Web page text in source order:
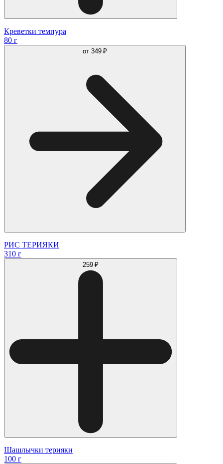
Креветки темпура
80 г
от 349 ₽
РИС ТЕРИЯКИ
310 г
259 ₽
Шашлычки терияки
100 г